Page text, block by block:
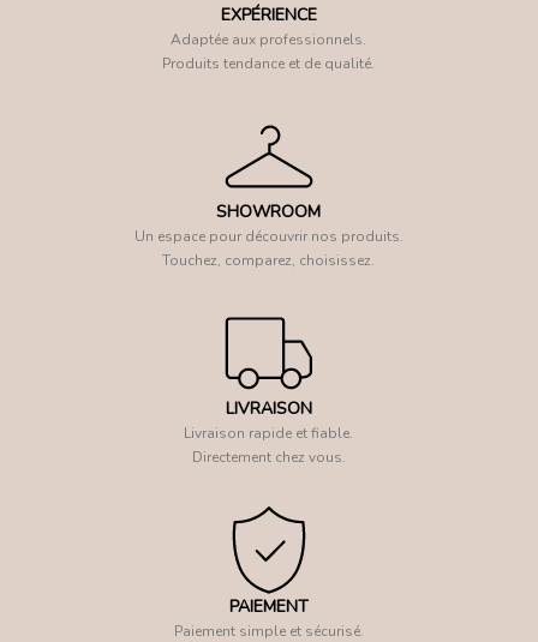
EXPÉRIENCE
Adaptée aux professionnels.
Produits tendance et de qualité.
SHOWROOM
Un espace pour découvrir nos produits.
Touchez, comparez, choisissez.
LIVRAISON
Livraison rapide et fiable.
Directement chez vous.
PAIEMENT
Paiement simple et sécurisé.